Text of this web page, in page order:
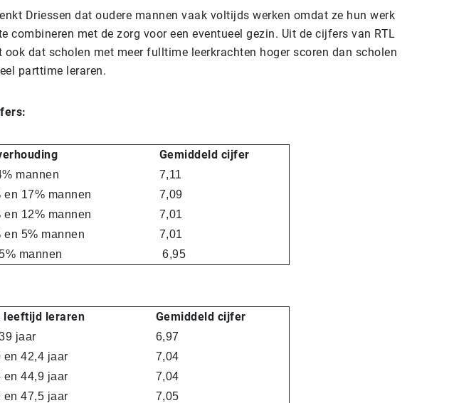
Driessen dat oudere mannen vaak voltijds werken omdat ze hun werk
combineren met de zorg voor een eventueel gezin. Uit de cijfers van RTL
ook dat scholen met meer fulltime leerkrachten hoger scoren dan scholen
parttime leraren.
Gemiddeld cijfer
mannen
7,11
en 17% mannen
7,09
en 12% mannen
7,01
en 5% mannen
7,01
mannen
6,95
leeftijd leraren Gemiddeld cijfer
jaar
6,97
en 42,4 jaar
7,04
en 44,9 jaar
7,04
en 47,5 jaar
7,05